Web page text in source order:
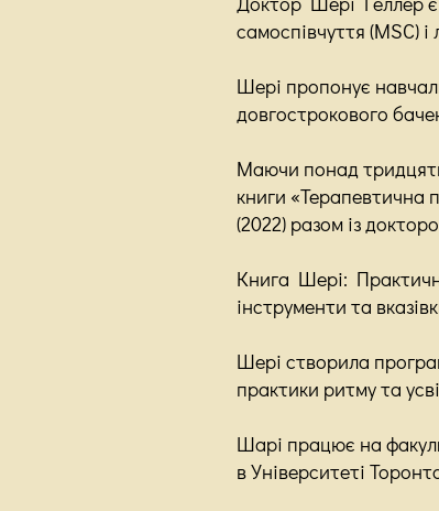
самоспівчуття (MSC)
Шері пропонує
довгострокового
Маючи понад
книги «Терапевтична
(2022) разом із
Книга Шері:
інструменти та
Шері створила
практики ритму та
Шарі працює на
в Університеті